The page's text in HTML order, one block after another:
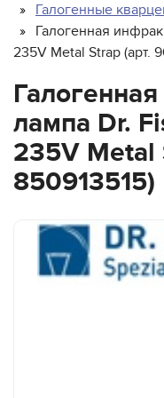
Галогенные
Галогенная
235V Metal Strap (арт.
лампа Dr.
235V Metal
850913515)